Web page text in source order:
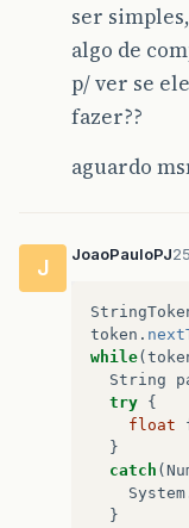
ser
algo de
p/ ver se
fazer??
aguardo
J
JoaoPauloPJ
token .
while(
String
try {
float
}
catch (
System
}